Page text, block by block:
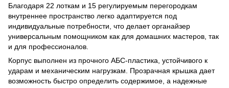
Благодаря 22 лоткам и 15 регулируемым перегородкам
внутреннее пространство легко адаптируется под
индивидуальные потребности, что делает органайзер
универсальным помощником как для домашних мастеров, так
и для профессионалов.
Корпус выполнен из прочного АБС-пластика, устойчивого к
ударам и механическим нагрузкам. Прозрачная крышка дает
возможность быстро определить содержимое, а надежные